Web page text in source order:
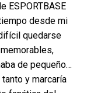
ESPORTBASE
desde mi
quedarse
de pequeño…
y marcaría